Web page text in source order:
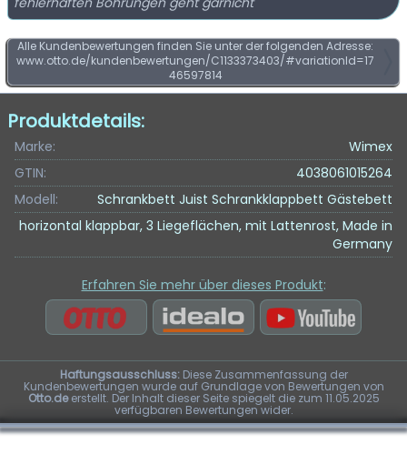
Alle Kundenbewertungen finden Sie unter der folgenden Adresse:
www.otto.de/kundenbewertungen/C1133373403/#variationId=17
46597814
Produktdetails:
Marke:
Wimex
GTIN:
4038061015264
Modell:
Schrankbett Juist Schrankklappbett Gästebett
horizontal klappbar, 3 Liegeflächen, mit Lattenrost, Made in
Germany
Erfahren Sie mehr über dieses Produkt:
Haftungsausschluss:Diese Zusammenfassung der
Kundenbewertungen wurde auf Grundlage von Bewertungen von
Otto.deerstellt. Der Inhalt dieser Seite spiegelt die zum 11.05.2025
verfügbaren Bewertungen wider.